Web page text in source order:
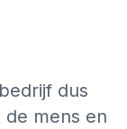
dus
de mens en